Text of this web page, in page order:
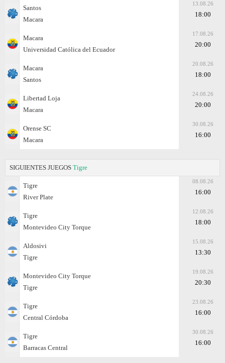
Santos
Macara
13.08.26
18:00
Macara
Universidad Católica del Ecuador
17.08.26
20:00
Macara
Santos
20.08.26
18:00
Libertad Loja
Macara
24.08.26
20:00
Orense SC
Macara
30.08.26
16:00
SIGUIENTES JUEGOS Tigre
Tigre
River Plate
08.08.26
16:00
Tigre
Montevideo City Torque
12.08.26
18:00
Aldosivi
Tigre
15.08.26
13:30
Montevideo City Torque
Tigre
19.08.26
20:30
Tigre
Central Córdoba
23.08.26
16:00
Tigre
Barracas Central
30.08.26
16:00